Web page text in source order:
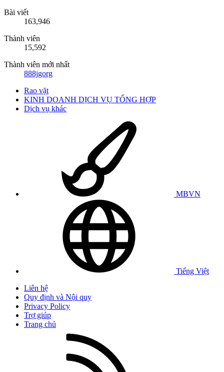
Bài viết
163,946
Thành viên
15,592
Thành viên mới nhất
888jgorg
Rao vặt
KINH DOANH DỊCH VỤ TỔNG HỢP
Dịch vụ khác
MBVN
Tiếng Việt
Liên hệ
Quy định và Nội quy
Privacy Policy
Trợ giúp
Trang chủ